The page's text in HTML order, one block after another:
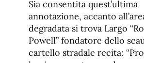
Sia consentita quest’ultima
annotazione, accanto
degradata si trova Largo
Powell” fondatore dello
cartello stradale recita: